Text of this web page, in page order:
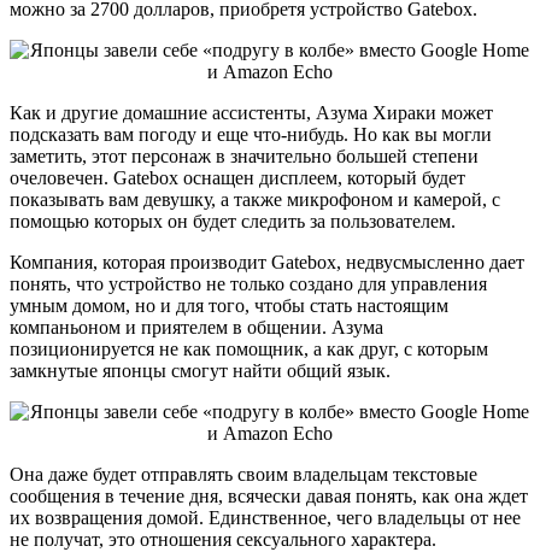
можно за 2700 долларов, приобретя устройство Gatebox.
Как и другие домашние ассистенты, Азума Хираки может
подсказать вам погоду и еще что-нибудь. Но как вы могли
заметить, этот персонаж в значительно большей степени
очеловечен. Gatebox оснащен дисплеем, который будет
показывать вам девушку, а также микрофоном и камерой, с
помощью которых он будет следить за пользователем.
Компания, которая производит Gatebox, недвусмысленно дает
понять, что устройство не только создано для управления
умным домом, но и для того, чтобы стать настоящим
компаньоном и приятелем в общении. Азума
позиционируется не как помощник, а как друг, с которым
замкнутые японцы смогут найти общий язык.
Она даже будет отправлять своим владельцам текстовые
сообщения в течение дня, всячески давая понять, как она ждет
их возвращения домой. Единственное, чего владельцы от нее
не получат, это отношения сексуального характера.